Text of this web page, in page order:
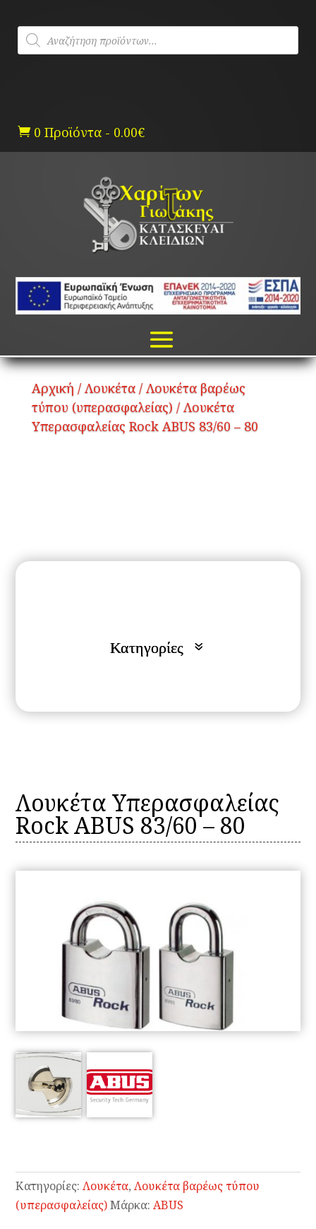
content
Products
search
 0 Προϊόντα - 0.00€
Αρχική / Λουκέτα/ Λουκέτα βαρέως
τύπου (υπερασφαλείας) / Λουκέτα
Yπερασφαλείας Rock ABUS 83/60 – 80
Λουκέτα Yπερασφαλείας
Rock ABUS 83/60 – 80
Κατηγορίες:Λουκέτα,Λουκέτα βαρέως τύπου
(υπερασφαλείας) Μάρκα:ABUS